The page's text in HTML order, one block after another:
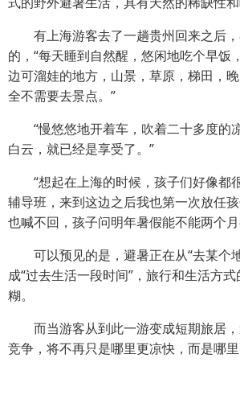
有上海游客去了一趟贵州回来之后，
的，“每天睡到自然醒，悠闲地吃个早饭
边可溜娃的地方，山景，草原，梯田，
全不需要去景点。”
“慢悠悠地开着车，吹着二十多度的
白云，就已经是享受了。”
“想起在上海的时候，孩子们好像都
辅导班，来到这边之后我也第一次放任
也喊不回，孩子问明年暑假能不能两个
可以预见的是，避暑正在从“去某个
成“过去生活一段时间”，旅行和生活方
糊。
而当游客从到此一游变成短期旅居，
竞争，将不再只是哪里更凉快，而是哪里